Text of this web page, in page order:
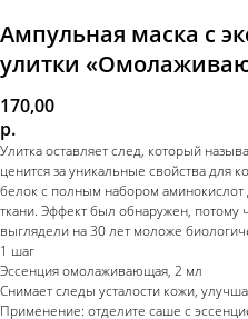
Ампульная маска с
улитки
170,00
р.
Улитка оставляет след, который
ценится за уникальные свойства для
белок с полным набором аминокислот
ткани. Эффект был обнаружен, потому
выглядели на 30 лет моложе
1 шаг
Эссенция омолаживающая, 2 мл
Снимает следы усталости кожи,
Применение: отделите саше с